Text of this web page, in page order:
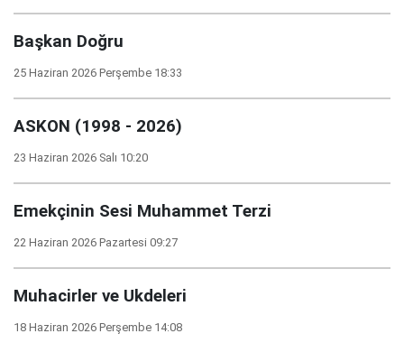
Başkan Doğru
25 Haziran 2026 Perşembe 18:33
ASKON (1998 - 2026)
23 Haziran 2026 Salı 10:20
Emekçinin Sesi Muhammet Terzi
22 Haziran 2026 Pazartesi 09:27
Muhacirler ve Ukdeleri
18 Haziran 2026 Perşembe 14:08